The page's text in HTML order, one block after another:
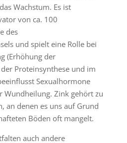
Wachstum. Es ist
von ca. 100
des
und spielt eine Rolle bei
(Erhöhung der
Proteinsynthese und im
Sexualhormone
Wundheilung. Zink gehört zu
an denen es uns auf Grund
Böden oft mangelt.
auch andere